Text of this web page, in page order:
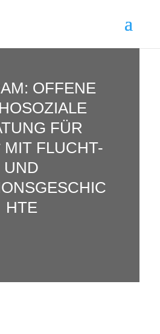
OFFENE
FÜR
MIT FLUCHT-
UND
HTE